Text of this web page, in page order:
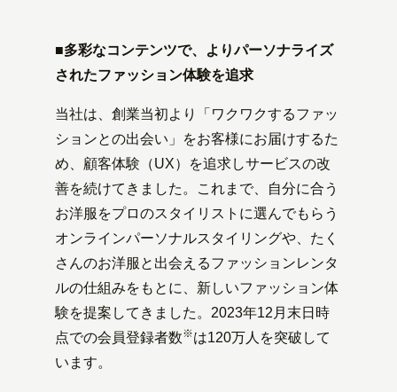
■多彩なコンテンツで、よりパーソナライズ
されたファッション体験を追求
当社は、創業当初より「ワクワクするファッ
ションとの出会い」をお客様にお届けするた
め、顧客体験（UX）を追求しサービスの改
善を続けてきました。これまで、自分に合う
お洋服をプロのスタイリストに選んでもらう
オンラインパーソナルスタイリングや、たく
さんのお洋服と出会えるファッションレンタ
ルの仕組みをもとに、新しいファッション体
験を提案してきました。2023年12月末日時
点での会員登録者数※は120万人を突破して
います。